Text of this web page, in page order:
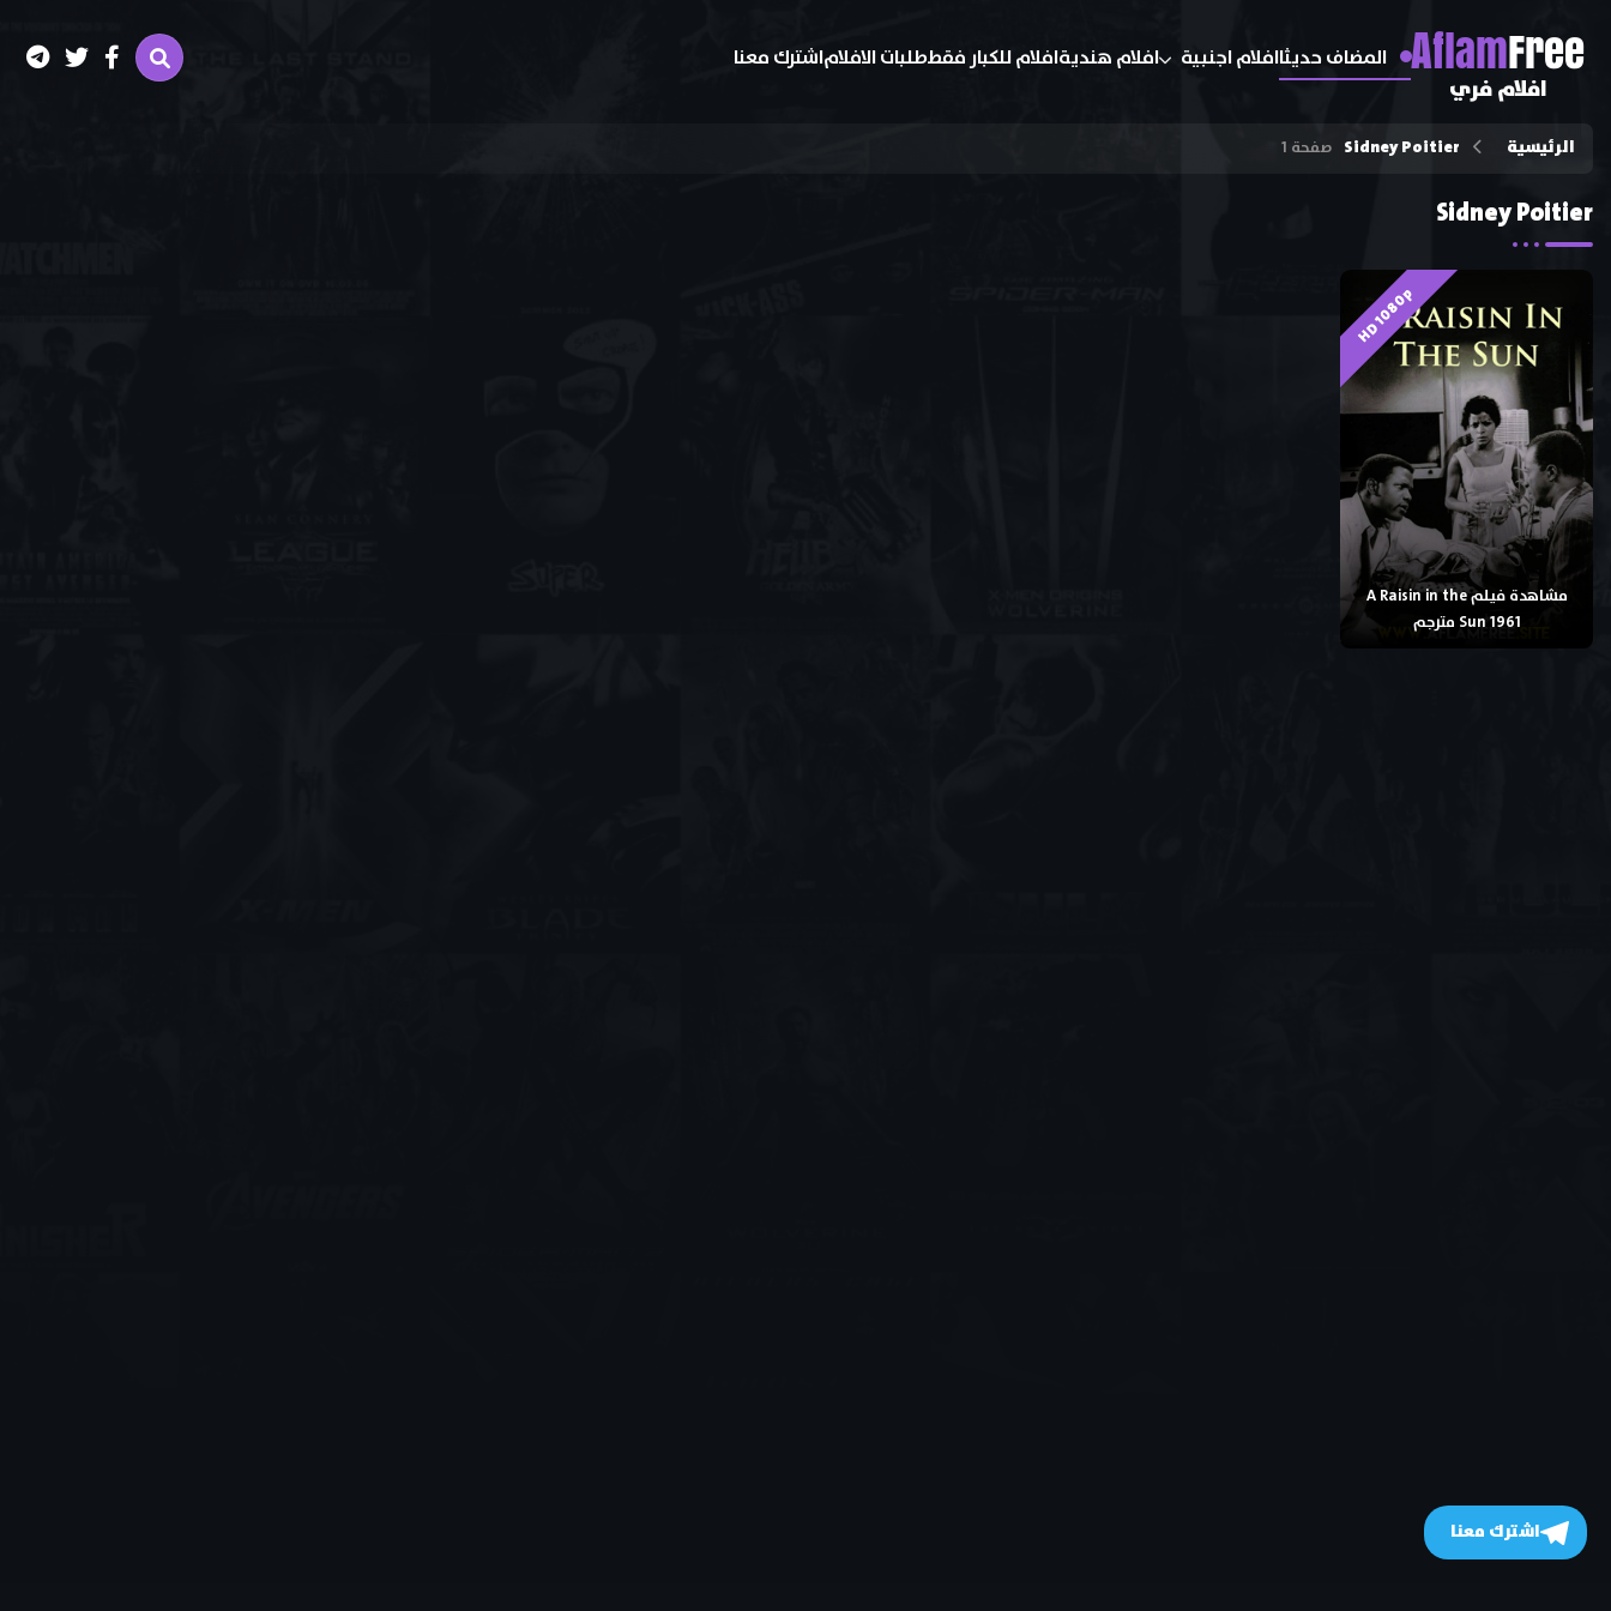
AflamFree
افلام فري
المضاف حديثاافلام اجنبية افلام هنديةافلام للكبار فقططلبات الافلاماشترك معنا
الرئيسية Sidney Poitier صفحة 1
Sidney Poitier
HD 1080p
مشاهدة فيلم A Raisin in the
Sun 1961 مترجم
اشترك معنا